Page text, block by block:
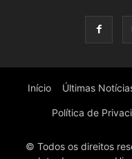
Início Últimas
Política de
© Todos os direitos